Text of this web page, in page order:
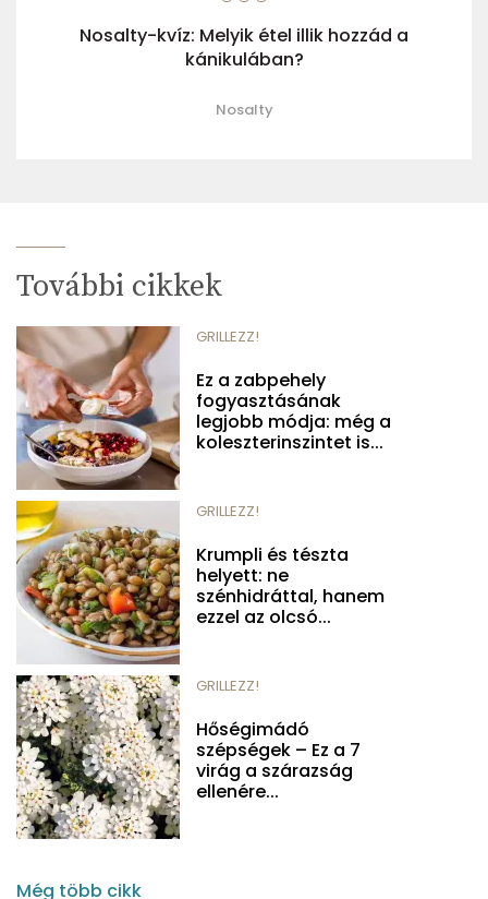
Nosalty-kvíz: Melyik étel illik hozzád a
kánikulában?
Nosalty
További cikkek
GRILLEZZ!
Ez a zabpehely
fogyasztásának
legjobb módja: még a
koleszterinszintet is...
GRILLEZZ!
Krumpli és tészta
helyett: ne
szénhidráttal, hanem
ezzel az olcsó...
GRILLEZZ!
Hőségimádó
szépségek – Ez a 7
virág a szárazság
ellenére...
Még több cikk